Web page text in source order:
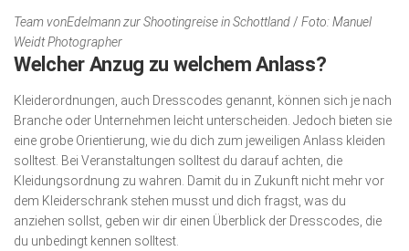
Team vonEdelmann zur Shootingreise in Schottland / Foto: Manuel
Weidt Photographer
Welcher Anzug zu welchem Anlass?
Kleiderordnungen, auch Dresscodes genannt, können sich je nach
Branche oder Unternehmen leicht unterscheiden. Jedoch bieten sie
eine grobe Orientierung, wie du dich zum jeweiligen Anlass kleiden
solltest. Bei Veranstaltungen solltest du darauf achten, die
Kleidungsordnung zu wahren. Damit du in Zukunft nicht mehr vor
dem Kleiderschrank stehen musst und dich fragst, was du
anziehen sollst, geben wir dir einen Überblick der Dresscodes, die
du unbedingt kennen solltest.